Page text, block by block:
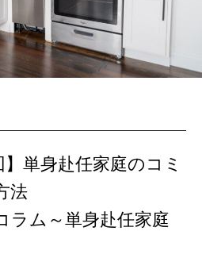
単身赴任家庭のコミ
法
ラム～単身赴任家庭